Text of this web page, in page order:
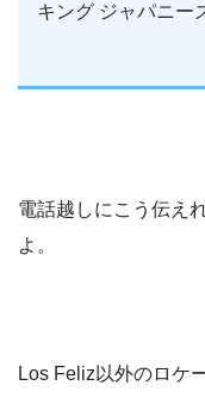
キング ジャパニー
電話越しにこう伝え
よ。
Los Feliz以外のロケ